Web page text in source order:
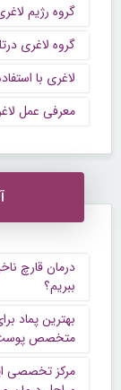
گروه رژیم
گروه لاغری
لاغری با
معرفی عمل
درمان قارچ
ببریم؟
بهترین پماد
متخصص
مرکز تخصصی